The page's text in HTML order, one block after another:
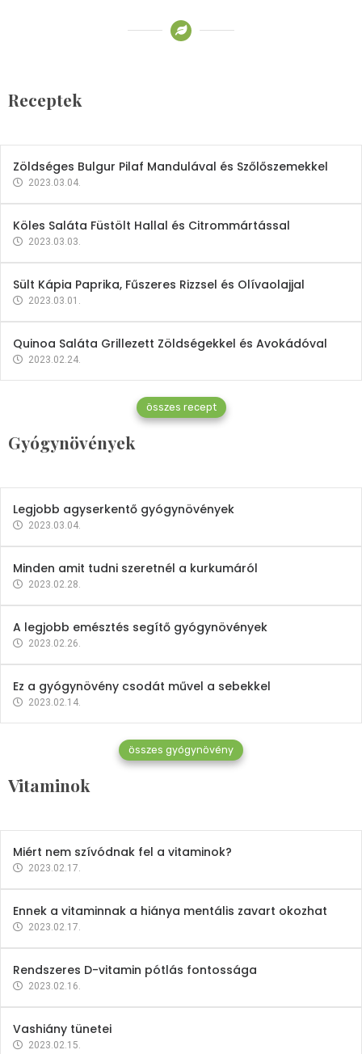
Receptek
2023.03.06.
Zöldséges Bulgur Pilaf Mandulával és Szőlőszemekkel
2023.03.04.
Köles Saláta Füstölt Hallal és Citrommártással
2023.03.03.
Sült Kápia Paprika, Fűszeres Rizzsel és Olívaolajjal
2023.03.01.
Quinoa Saláta Grillezett Zöldségekkel és Avokádóval
2023.02.24.
összes recept
Gyógynövények
Gyógynövények
Mindent a petrezselyemről
2023.12.21.
Legjobb agyserkentő gyógynövények
2023.03.04.
Minden amit tudni szeretnél a kurkumáról
2023.02.28.
A legjobb emésztés segítő gyógynövények
2023.02.26.
Ez a gyógynövény csodát művel a sebekkel
2023.02.14.
összes gyógynövény
Vitaminok
Vitaminok
Mindent a B-12 vitaminról
2023.02.27.
Miért nem szívódnak fel a vitaminok?
2023.02.17.
Ennek a vitaminnak a hiánya mentális zavart okozhat
2023.02.17.
Rendszeres D-vitamin pótlás fontossága
2023.02.16.
Vashiány tünetei
2023.02.15.